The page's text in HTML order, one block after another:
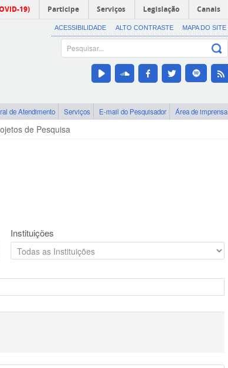
19) Participe Serviços Legislação Canais
ACESSIBILIDADE ALTO CONTRASTE MAPA DO SITE
de Atendimento Serviços E-mail do Pesquisador Área de imprensa
de Pesquisa
Instituições